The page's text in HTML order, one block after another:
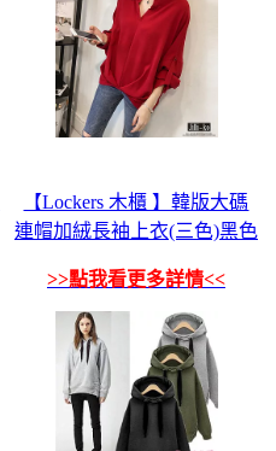
【Lockers 木櫃 】韓版大碼
連帽加絨長袖上衣(三色)黑色
>>點我看更多詳情<<